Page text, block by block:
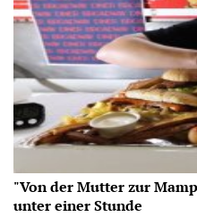
"Von der Mutter zur
unter einer Stunde